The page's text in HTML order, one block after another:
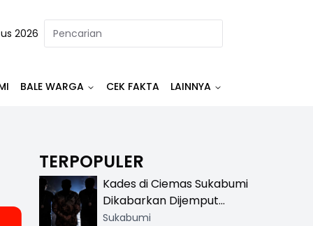
2026
BALE WARGA CEK FAKTA LAINNYA
TERPOPULER
Kades di Ciemas Sukabumi
Dikabarkan Dijemput
Satnarkoba, Polisi
Sukabumi